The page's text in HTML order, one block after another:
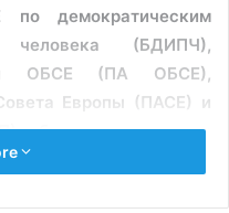
демократическим
(БДИПЧ),
ОБСЕ (ПА ОБСЕ),
Европы (ПАСЕ) и
и были представлены